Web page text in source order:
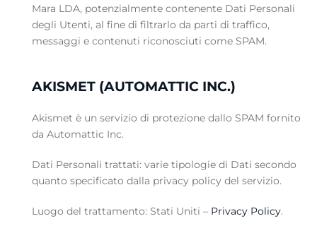
Mara LDA, potenzialmente contenente Dati Personali
degli Utenti, al fine di filtrarlo da parti di traffico,
messaggi e contenuti riconosciuti come SPAM.
AKISMET (AUTOMATTIC INC.)
Akismet è un servizio di protezione dallo SPAM fornito
da Automattic Inc.
Dati Personali trattati: varie tipologie di Dati secondo
quanto specificato dalla privacy policy del servizio.
Luogo del trattamento: Stati Uniti – Privacy Policy.